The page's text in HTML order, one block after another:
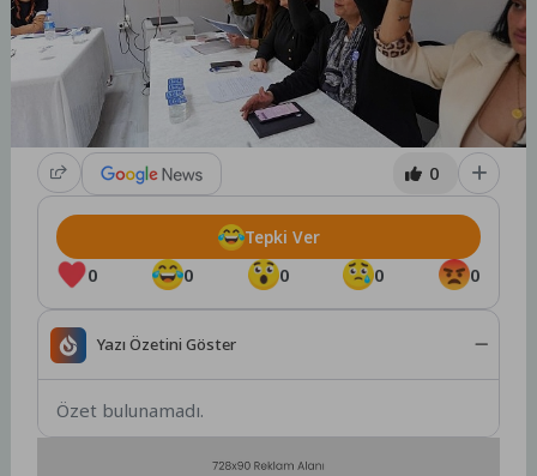
0
0 0 0 0 0
Tepki Ver
Yazı Özetini Göster
Özet bulunamadı.